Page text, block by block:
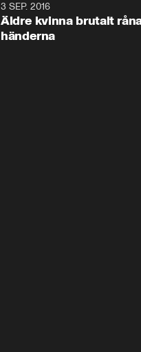
3 SEP. 2016
Äldre kvinna brutalt
händerna